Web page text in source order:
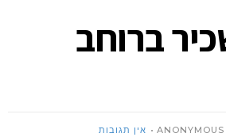
ברוחב
אין תגובות